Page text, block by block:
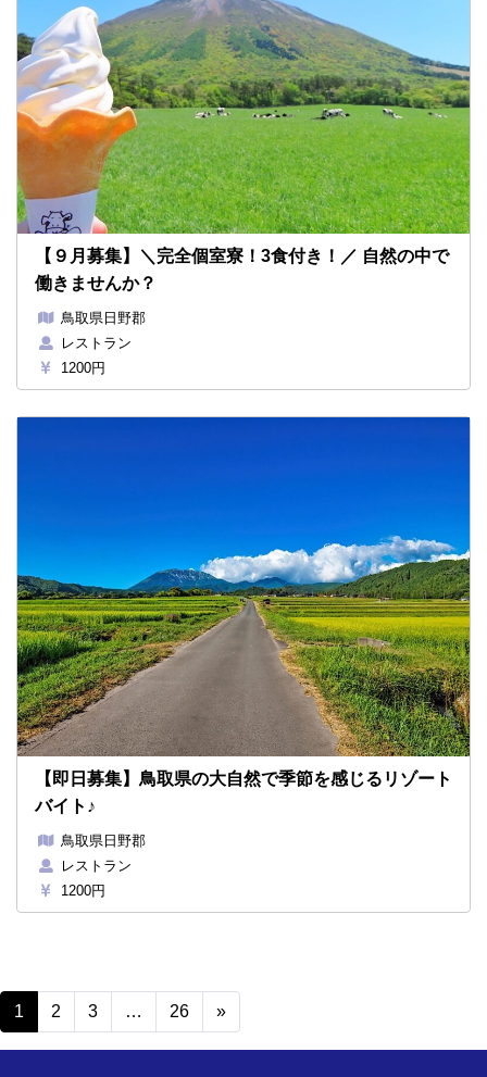
【９月募集】＼完全個室寮！3食付き！／ 自然の中で
働きませんか？
鳥取県日野郡
レストラン
1200円
【即日募集】鳥取県の大自然で季節を感じるリゾート
バイト♪
鳥取県日野郡
レストラン
1200円
Posts navigation
1 2 3 … 26 »